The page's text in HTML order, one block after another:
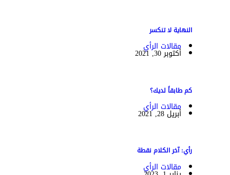
النهاية لا تنكسر
مقالات الرأي
أكتوبر 30, 2021
كم طابقاً لديك؟
مقالات الرأي
أبريل 28, 2021
رأي: آخر الكلام نقطة
مقالات الرأي